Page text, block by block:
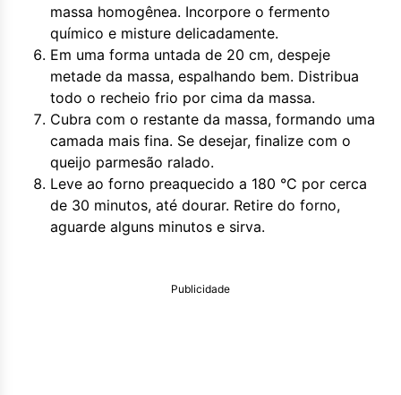
massa homogênea. Incorpore o fermento
químico e misture delicadamente.
Em uma forma untada de 20 cm, despeje
metade da massa, espalhando bem. Distribua
todo o recheio frio por cima da massa.
Cubra com o restante da massa, formando uma
camada mais fina. Se desejar, finalize com o
queijo parmesão ralado.
Leve ao forno preaquecido a 180 °C por cerca
de 30 minutos, até dourar. Retire do forno,
aguarde alguns minutos e sirva.
Publicidade